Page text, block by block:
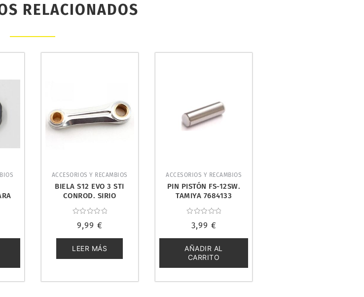
RELACIONADOS
ACCESORIOS Y RECAMBIOS
BIELA S12 EVO 3 STI
CONROD. SIRIO
con
de
5
9,99 €
LEER MÁS
ACCESORIOS Y RECAMBIOS
PIN PISTÓN FS-12SW.
TAMIYA 7684133
con
de
5
3,99 €
AÑADIR AL
CARRITO